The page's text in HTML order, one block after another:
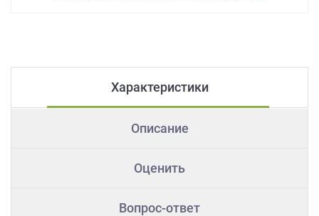
Характеристики
Описание
Оценить
Вопрос-ответ